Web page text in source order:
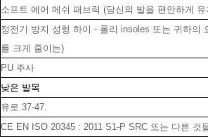
소프트 에어 메쉬 패브릭 (당신의 발을 편안하게
정전기 방지 성형 하이 - 폴리 insoles 또는 귀하의
를 크게 줄이는)
PU 주사
낮은 발목
유로 37-47.
CE EN ISO 20345 : 2011 S1-P SRC 또는 다른 것